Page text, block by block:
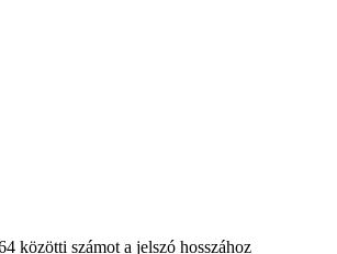
közötti számot a jelszó hosszához